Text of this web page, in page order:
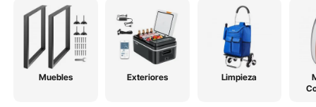
Muebles Exteriores Limpieza